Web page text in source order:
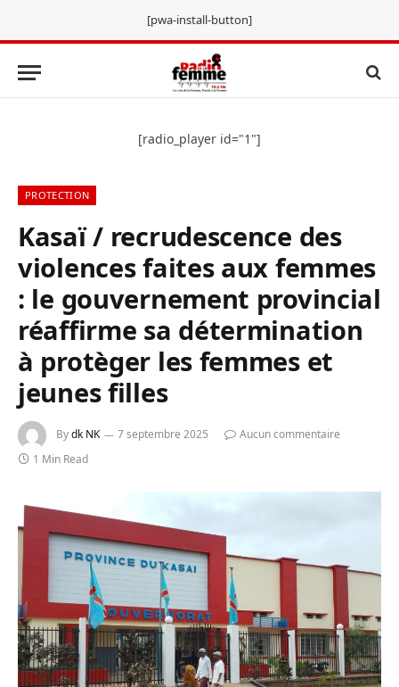
[pwa-install-button]
[radio_player id="1"]
PROTECTION
Kasaï / recrudescence des
violences faites aux femmes
: le gouvernement provincial
réaffirme sa détermination
à protèger les femmes et
jeunes filles
Bydk NK 7 septembre 2025
Aucun commentaire
1 Min Read